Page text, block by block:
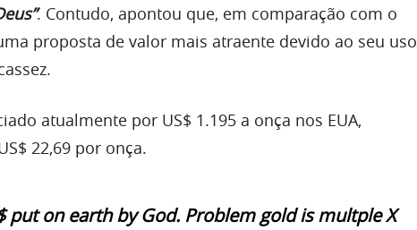
. Contudo, apontou que, em comparação com o
proposta de valor mais atraente devido ao seu uso
atualmente por US$ 1.195 a onça nos EUA,
22,69 por onça.
put on earth by God. Problem gold is multple X